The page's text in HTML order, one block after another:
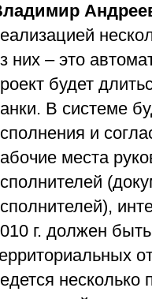
них – это
будет
В системе
и
места
г. должен
несколько